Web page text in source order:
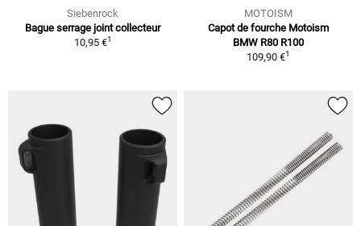
Siebenrock
Bague serrage joint collecteur
10,95 €1
MOTOISM
Capot de fourche Motoism
BMW R80 R100
109,90 €1